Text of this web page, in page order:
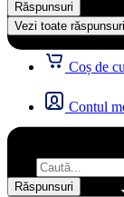
Răspunsuri
Vezi toate
Coș de
Contul
Răspunsuri